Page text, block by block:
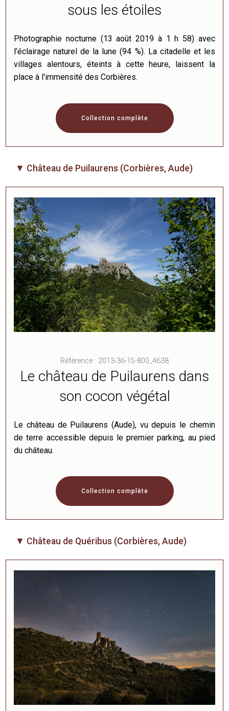
sous les étoiles
Photographie nocturne (13 août 2019 à 1 h 58) avec
l’éclairage naturel de la lune (94 %). La citadelle et les
villages alentours, éteints à cette heure, laissent la
place à l'immensité des Corbières.
Collection complète
▼ Château de Puilaurens (Corbières, Aude)
Référence : 2013-36-15-800_4638
Le château de Puilaurens dans
son cocon végétal
Le château de Puilaurens (Aude), vu depuis le chemin
de terre accessible depuis le premier parking, au pied
du château.
Collection complète
▼ Château de Quéribus (Corbières, Aude)